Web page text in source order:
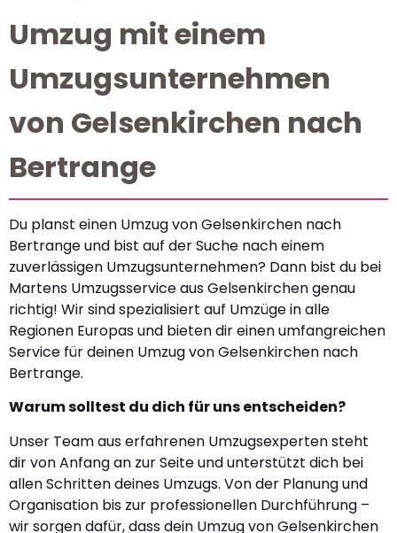
Umzug mit einem
Umzugsunternehmen
von Gelsenkirchen nach
Bertrange
Du planst einen Umzug von Gelsenkirchen nach
Bertrange und bist auf der Suche nach einem
zuverlässigen Umzugsunternehmen? Dann bist du bei
Martens Umzugsservice aus Gelsenkirchen genau
richtig! Wir sind spezialisiert auf Umzüge in alle
Regionen Europas und bieten dir einen umfangreichen
Service für deinen Umzug von Gelsenkirchen nach
Bertrange.
Warum solltest du dich für uns entscheiden?
Unser Team aus erfahrenen Umzugsexperten steht
dir von Anfang an zur Seite und unterstützt dich bei
allen Schritten deines Umzugs. Von der Planung und
Organisation bis zur professionellen Durchführung –
wir sorgen dafür, dass dein Umzug von Gelsenkirchen